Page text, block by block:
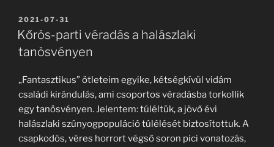
BEKÜLDVE:
2021-07-31
Kőrös-parti véradás a halászlaki
tanösvényen
„Fantasztikus” ötleteim egyike, kétségkívül vidám
családi kirándulás, ami csoportos véradásba torkollik
egy tanösvényen. Jelentem: túléltük, a jövő évi
halászlaki szúnyogpopuláció túlélését biztosítottuk. A
csapkodós, véres horrort végső soron pici vonatozás,